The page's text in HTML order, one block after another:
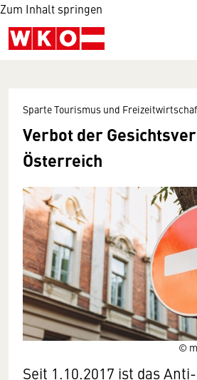
Zum Inhalt springen
©
Sparte Tourismus und
Verbot der
Österreich
Seit 1.10.2017 ist das Anti-